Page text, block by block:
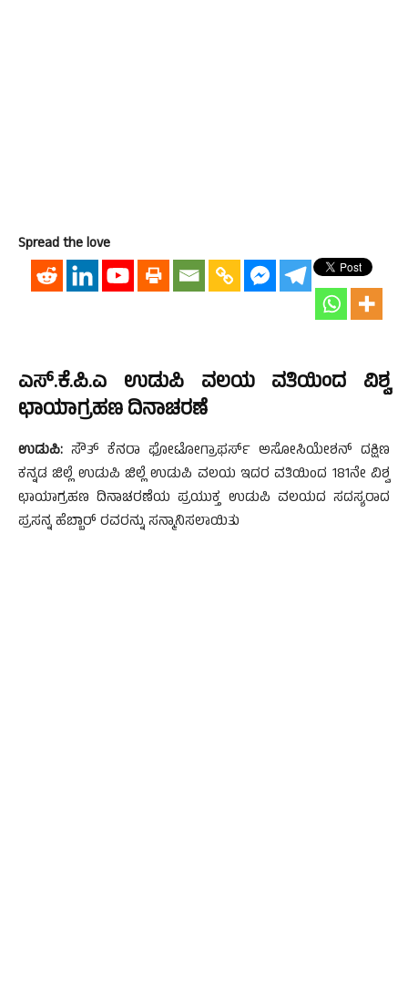
Spread the love
ಎಸ್.ಕೆ.ಪಿ.ಎ ಉಡುಪಿ ವಲಯ ವತಿಯಿಂದ ವಿಶ್ವ
ಛಾಯಾಗ್ರಹಣ ದಿನಾಚರಣೆ
ಉಡುಪಿ: ಸೌತ್ ಕೆನರಾ ಫೋಟೋಗ್ರಾಫರ್ಸ್ ಅಸೋಸಿಯೇಶನ್ ದಕ್ಷಿಣ
ಕನ್ನಡ ಜಿಲ್ಲೆ ಉಡುಪಿ ಜಿಲ್ಲೆ ಉಡುಪಿ ವಲಯ ಇದರ ವತಿಯಿಂದ 181ನೇ ವಿಶ್ವ
ಛಾಯಾಗ್ರಹಣ ದಿನಾಚರಣೆಯ ಪ್ರಯುಕ್ತ ಉಡುಪಿ ವಲಯದ ಸದಸ್ಯರಾದ
ಪ್ರಸನ್ನ ಹೆಬ್ಬಾರ್ ರವರನ್ನು ಸನ್ಮಾನಿಸಲಾಯಿತು